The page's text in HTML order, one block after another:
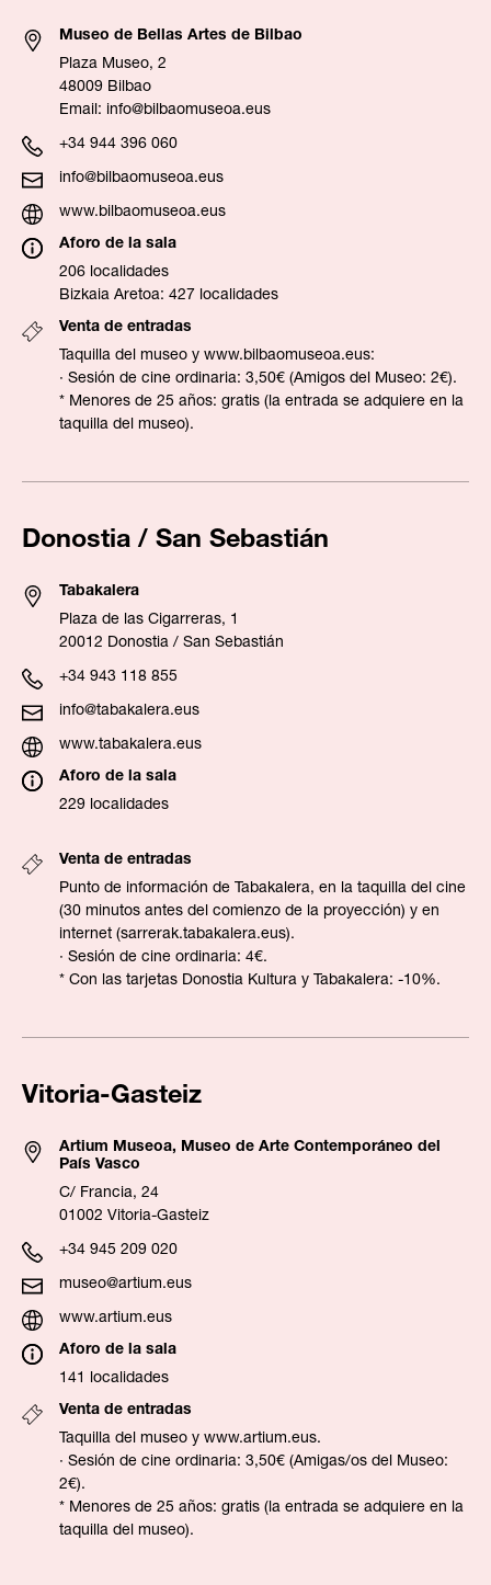
Museo de Bellas Artes de Bilbao
Plaza Museo, 2
48009 Bilbao
Email: info@bilbaomuseoa.eus
+34 944 396 060
info@bilbaomuseoa.eus
www.bilbaomuseoa.eus
Aforo de la sala
206 localidades
Bizkaia Aretoa: 427 localidades
Venta de entradas
Taquilla del museo y www.bilbaomuseoa.eus:
· Sesión de cine ordinaria: 3,50€ (Amigos del Museo: 2€).
* Menores de 25 años: gratis (la entrada se adquiere en la
taquilla del museo).
Donostia / San Sebastián
Tabakalera
Plaza de las Cigarreras, 1
20012 Donostia / San Sebastián
+34 943 118 855
info@tabakalera.eus
www.tabakalera.eus
Aforo de la sala
229 localidades
Venta de entradas
Punto de información de Tabakalera, en la taquilla del cine
(30 minutos antes del comienzo de la proyección) y en
internet (sarrerak.tabakalera.eus).
· Sesión de cine ordinaria: 4€.
* Con las tarjetas Donostia Kultura y Tabakalera: -10%.
Vitoria-Gasteiz
Artium Museoa, Museo de Arte Contemporáneo del
País Vasco
C/ Francia, 24
01002 Vitoria-Gasteiz
+34 945 209 020
museo@artium.eus
www.artium.eus
Aforo de la sala
141 localidades
Venta de entradas
Taquilla del museo y www.artium.eus.
· Sesión de cine ordinaria: 3,50€ (Amigas/os del Museo:
2€).
* Menores de 25 años: gratis (la entrada se adquiere en la
taquilla del museo).